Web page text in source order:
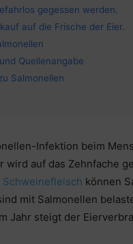
gegessen werden.
auf die Frische der Eier.
Quellenangabe
Salmonellen
Infektion beim
auf das Zehnfache
Schweinefleisch können
mit Salmonellen
Jahr steigt der